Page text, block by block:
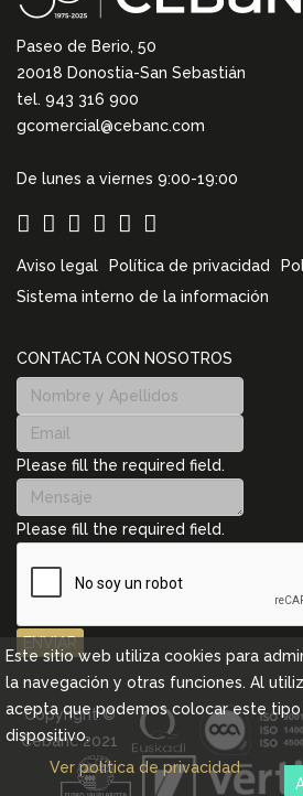
Paseo de Berio, 50
20018 Donostia-San Sebastián
tel. 943 316 900
gcomercial@cebanc.com
De lunes a viernes 9:00-19:00
Aviso legal Política de privacidad
Sistema interno de la información
CONTACTA CON NOSOTROS
Please fill the required field.
Please fill the required field.
ENVIAR
Copyright ©
Cebanc 2021
Este sitio web utiliza cookies para
la navegación y otras funciones. Al
acepta que podemos colocar este tipo
dispositivo.
Ver política de privacidad